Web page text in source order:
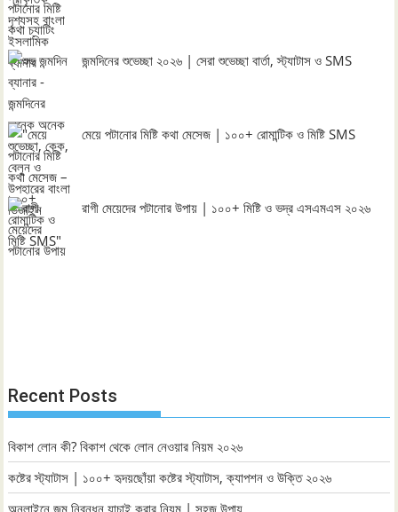
জন্মদিনের শুভেচ্ছা ২০২৬ | সেরা শুভেচ্ছা বার্তা, স্ট্যাটাস ও SMS
মেয়ে পটানোর মিষ্টি কথা মেসেজ | ১০০+ রোমান্টিক ও মিষ্টি SMS
রাগী মেয়েদের পটানোর উপায় | ১০০+ মিষ্টি ও ভদ্র এসএমএস ২০২৬
Recent Posts
বিকাশ লোন কী? বিকাশ থেকে লোন নেওয়ার নিয়ম ২০২৬
কষ্টের স্ট্যাটাস | ১০০+ হৃদয়ছোঁয়া কষ্টের স্ট্যাটাস, ক্যাপশন ও উক্তি ২০২৬
অনলাইনে জন্ম নিবন্ধন যাচাই করার নিয়ম | সহজ উপায়